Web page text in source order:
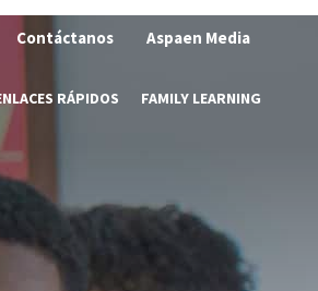
Contáctanos Aspaen Media
RÁPIDOS FAMILY LEARNING